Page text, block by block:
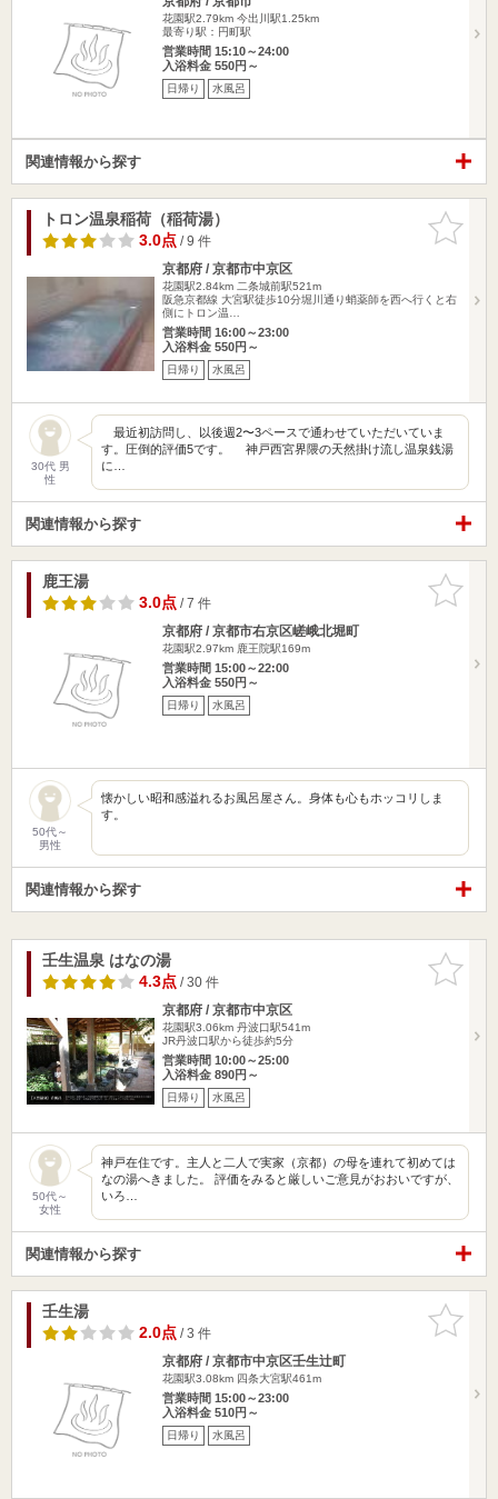
花園駅2.79km 今出川駅1.25km
最寄り駅：円町駅
営業時間 15:10～24:00
入浴料金 550円～
日帰り 水風呂
関連情報から探す
お気に入
りに追加
トロン温泉稲荷（稲荷湯）
3.0点/ 9 件
京都府 / 京都市中京区
花園駅2.84km 二条城前駅521m
阪急京都線 大宮駅徒歩10分堀川通り蛸薬師を西へ行くと右
側にトロン温…
営業時間 16:00～23:00
入浴料金 550円～
日帰り 水風呂
30代 男
性
最近初訪問し、以後週2〜3ペースで通わせていただいていま
す。圧倒的評価5です。 神戸西宮界隈の天然掛け流し温泉銭湯
に…
関連情報から探す
お気に入
りに追加
鹿王湯
3.0点/ 7 件
京都府 / 京都市右京区嵯峨北堀町
花園駅2.97km 鹿王院駅169m
営業時間 15:00～22:00
入浴料金 550円～
日帰り 水風呂
50代～
男性
懐かしい昭和感溢れるお風呂屋さん。身体も心もホッコリしま
す。
関連情報から探す
お気に入
りに追加
壬生温泉 はなの湯
4.3点/ 30 件
京都府 / 京都市中京区
花園駅3.06km 丹波口駅541m
JR丹波口駅から徒歩約5分
営業時間 10:00～25:00
入浴料金 890円～
日帰り 水風呂
50代～
女性
神戸在住です。主人と二人で実家（京都）の母を連れて初めては
なの湯へきました。 評価をみると厳しいご意見がおおいですが、
いろ…
関連情報から探す
お気に入
りに追加
壬生湯
2.0点/ 3 件
京都府 / 京都市中京区壬生辻町
花園駅3.08km 四条大宮駅461m
営業時間 15:00～23:00
入浴料金 510円～
日帰り 水風呂